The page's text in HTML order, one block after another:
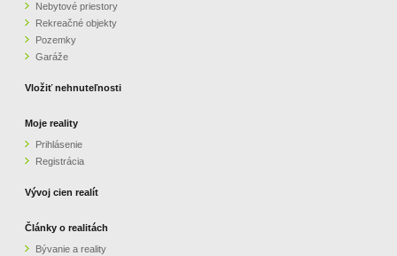
Nebytové priestory
Rekreačné objekty
Pozemky
Garáže
Vložiť nehnuteľnosti
Moje reality
Prihlásenie
Registrácia
Vývoj cien realít
Články o realitách
Bývanie a reality